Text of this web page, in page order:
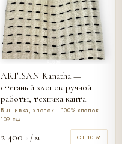
ARTISAN Kanatha —
стёганый хлопок ручной
работы, техника канта
Вышивка, хлопок · 100% хлопок ·
109 см.
2 400 ₽ / м ОТ 10 М